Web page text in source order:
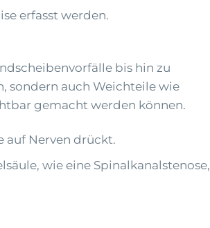
erfasst werden.
bis hin zu
sondern auch Weichteile wie
gemacht werden können.
auf Nerven drückt.
wie eine Spinalkanalstenose,